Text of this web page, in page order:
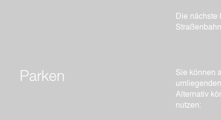
Die nächste
Parken
Sie können
Alternativ
nutzen: